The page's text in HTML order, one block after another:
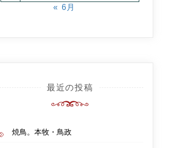
« 6月
最近の投稿
焼鳥。本牧・鳥政